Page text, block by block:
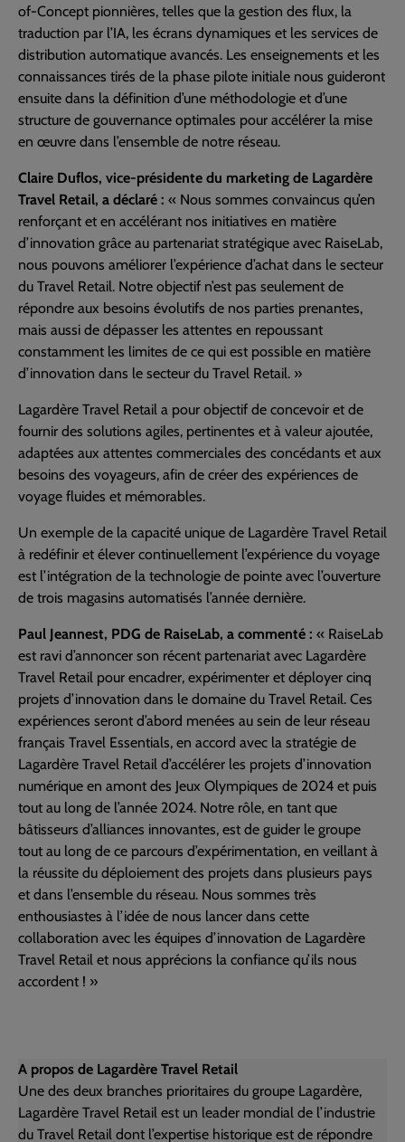
of-Concept pionnières, telles que la gestion des flux, la
traduction par l’IA, les écrans dynamiques et les services de
distribution automatique avancés. Les enseignements et les
connaissances tirés de la phase pilote initiale nous guideront
ensuite dans la définition d’une méthodologie et d’une
structure de gouvernance optimales pour accélérer la mise
en œuvre dans l’ensemble de notre réseau.
Claire Duflos, vice-présidente du marketing de Lagardère
Travel Retail, a déclaré : « Nous sommes convaincus qu’en
renforçant et en accélérant nos initiatives en matière
d’innovation grâce au partenariat stratégique avec RaiseLab,
nous pouvons améliorer l’expérience d’achat dans le secteur
du Travel Retail. Notre objectif n’est pas seulement de
répondre aux besoins évolutifs de nos parties prenantes,
mais aussi de dépasser les attentes en repoussant
constamment les limites de ce qui est possible en matière
d’innovation dans le secteur du Travel Retail. »
Lagardère Travel Retail a pour objectif de concevoir et de
fournir des solutions agiles, pertinentes et à valeur ajoutée,
adaptées aux attentes commerciales des concédants et aux
besoins des voyageurs, afin de créer des expériences de
voyage fluides et mémorables.
Un exemple de la capacité unique de Lagardère Travel Retail
à redéfinir et élever continuellement l’expérience du voyage
est l’intégration de la technologie de pointe avec l’ouverture
de trois magasins automatisés l’année dernière.
Paul Jeannest, PDG de RaiseLab, a commenté : « RaiseLab
est ravi d’annoncer son récent partenariat avec Lagardère
Travel Retail pour encadrer, expérimenter et déployer cinq
projets d’innovation dans le domaine du Travel Retail. Ces
expériences seront d’abord menées au sein de leur réseau
français Travel Essentials, en accord avec la stratégie de
Lagardère Travel Retail d’accélérer les projets d’innovation
numérique en amont des Jeux Olympiques de 2024 et puis
tout au long de l’année 2024. Notre rôle, en tant que
bâtisseurs d’alliances innovantes, est de guider le groupe
tout au long de ce parcours d’expérimentation, en veillant à
la réussite du déploiement des projets dans plusieurs pays
et dans l’ensemble du réseau. Nous sommes très
enthousiastes à l’idée de nous lancer dans cette
collaboration avec les équipes d’innovation de Lagardère
Travel Retail et nous apprécions la confiance qu’ils nous
accordent ! »
A propos de Lagardère Travel Retail
Une des deux branches prioritaires du groupe Lagardère,
Lagardère Travel Retail est un leader mondial de l’industrie
du Travel Retail dont l’expertise historique est de répondre